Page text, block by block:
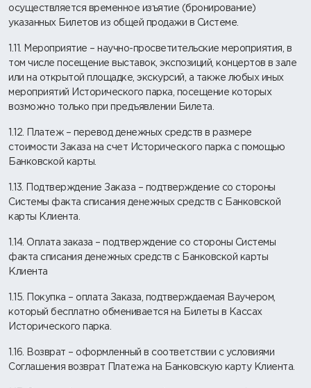
осуществляется временное изъятие (бронирование)
указанных Билетов из общей продажи в Системе.
1.11. Мероприятие – научно-просветительские мероприятия, в
том числе посещение выставок, экспозиций, концертов в зале
или на открытой площадке, экскурсий, а также любых иных
мероприятий Исторического парка, посещение которых
возможно только при предъявлении Билета.
1.12. Платеж – перевод денежных средств в размере
стоимости Заказа на счет Исторического парка с помощью
Банковской карты.
1.13. Подтверждение Заказа – подтверждение со стороны
Системы факта списания денежных средств с Банковской
карты Клиента.
1.14. Оплата заказа – подтверждение со стороны Системы
факта списания денежных средств с Банковской карты
Клиента
1.15. Покупка – оплата Заказа, подтверждаемая Ваучером,
который бесплатно обменивается на Билеты в Кассах
Исторического парка.
1.16. Возврат – оформленный в соответствии с условиями
Соглашения возврат Платежа на Банковскую карту Клиента.